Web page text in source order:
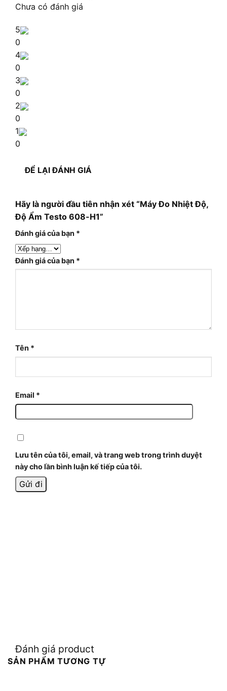
Chưa có đánh giá
5
0
4
0
3
0
2
0
1
0
ĐỂ LẠI ĐÁNH GIÁ
Hãy là người đầu tiên nhận xét “Máy Đo Nhiệt Độ,
Độ Ẩm Testo 608-H1”
Đánh giá của bạn *
Đánh giá của bạn *
Tên *
Email *
Lưu tên của tôi, email, và trang web trong trình duyệt
này cho lần bình luận kế tiếp của tôi.
Đánh giá product
SẢN PHẨM TƯƠNG TỰ